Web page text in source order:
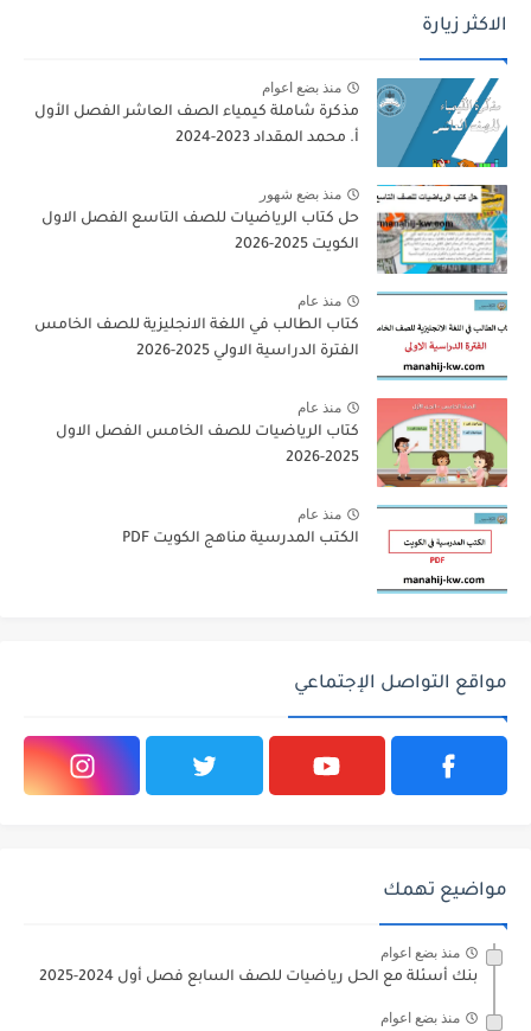
الاكثر زيارة
منذ بضع اعوام
مذكرة شاملة كيمياء الصف العاشر الفصل الأول
أ. محمد المقداد 2023-2024
منذ بضع شهور
حل كتاب الرياضيات للصف التاسع الفصل الاول
الكويت 2025-2026
منذ عام
كتاب الطالب في اللغة الانجليزية للصف الخامس
الفترة الدراسية الاولي 2025-2026
منذ عام
كتاب الرياضيات للصف الخامس الفصل الاول
2025-2026
منذ عام
الكتب المدرسية مناهج الكويت PDF
مواقع التواصل الإجتماعي
مواضيع تهمك
منذ بضع اعوام
بنك أسئلة مع الحل رياضيات للصف السابع فصل أول 2024-2025
منذ بضع اعوام